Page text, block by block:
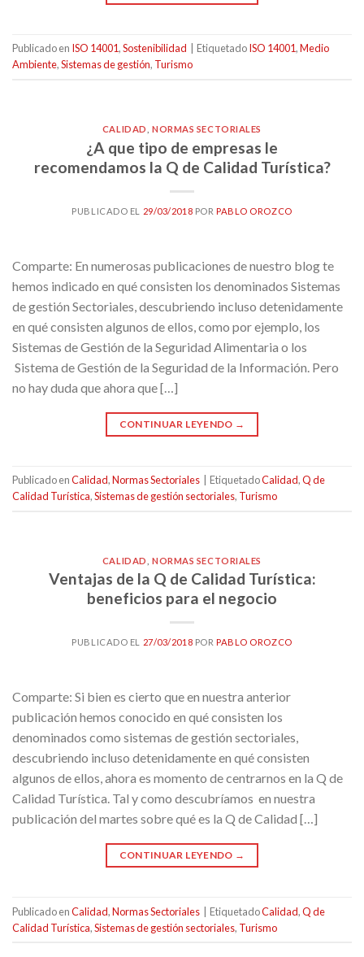
Publicado en ISO 14001,Sostenibilidad EtiquetadoISO 14001,Medio
Ambiente,Sistemas de gestión, Turismo
CALIDAD NORMAS SECTORIALES
¿A que tipo de empresas le
recomendamos la Q de Calidad Turística?
PUBLICADO EL 29/03/2018 POR PABLO OROZCO
Comparte: En numerosas publicaciones de nuestro blog te
hemos indicado en qué consisten los denominados Sistemas
de gestión Sectoriales, descubriendo incluso detenidamente
en qué consisten algunos de ellos, como por ejemplo, los
Sistemas de Gestión de la Seguridad Alimentaria o los
Sistema de Gestión de la Seguridad de la Información. Pero
no hay duda que ahora que […]
CONTINUAR LEYENDO →
Publicado enCalidad,Normas Sectoriales EtiquetadoCalidad,Q de
Calidad Turística,Sistemas de gestión sectoriales, Turismo
CALIDAD NORMAS SECTORIALES
Ventajas de la Q de Calidad Turística:
beneficios para el negocio
PUBLICADO EL 27/03/2018 POR PABLO OROZCO
Comparte: Si bien es cierto que en nuestra anterior
publicación hemos conocido en qué consisten los
denominados como sistemas de gestión sectoriales,
descubriendo incluso detenidamente en qué consisten
algunos de ellos, ahora es momento de centrarnos en la Q de
Calidad Turística. Tal y como descubríamos en nuestra
publicación del martes sobre qué es la Q de Calidad […]
CONTINUAR LEYENDO →
Publicado enCalidad,Normas Sectoriales EtiquetadoCalidad,Q de
Calidad Turística,Sistemas de gestión sectoriales, Turismo